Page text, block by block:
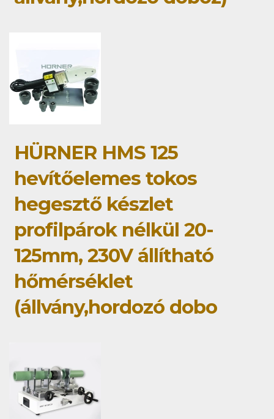
HÜRNER HMS 125
hevítőelemes tokos
hegesztő készlet
profilpárok nélkül 20-
125mm, 230V állítható
hőmérséklet
(állvány,hordozó dobo